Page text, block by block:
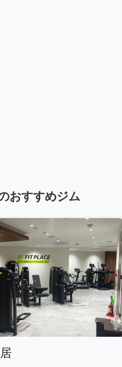
おすすめジム